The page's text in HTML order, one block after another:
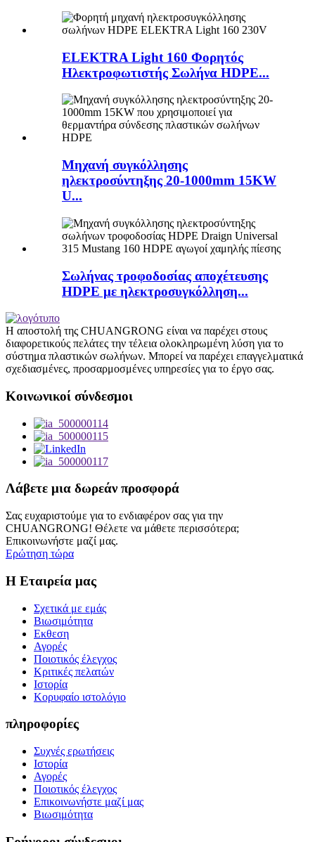
ELEKTRA Light 160 Φορητός
Ηλεκτροφωτιστής Σωλήνα HDPE...
Μηχανή συγκόλλησης
ηλεκτροσύντηξης 20-1000mm 15KW
U...
Σωλήνας τροφοδοσίας αποχέτευσης
HDPE με ηλεκτροσυγκόλληση...
Η αποστολή της CHUANGRONG είναι να παρέχει στους
διαφορετικούς πελάτες την τέλεια ολοκληρωμένη λύση για το
σύστημα πλαστικών σωλήνων. Μπορεί να παρέχει επαγγελματικά
σχεδιασμένες, προσαρμοσμένες υπηρεσίες για το έργο σας.
Κοινωνικοί σύνδεσμοι
Λάβετε μια δωρεάν προσφορά
Σας ευχαριστούμε για το ενδιαφέρον σας για την
CHUANGRONG! Θέλετε να μάθετε περισσότερα;
Επικοινωνήστε μαζί μας.
Ερώτηση τώρα
Η Εταιρεία μας
Σχετικά με εμάς
Βιωσιμότητα
Εκθεση
Αγορές
Ποιοτικός έλεγχος
Κριτικές πελατών
Ιστορία
Κορυφαίο ιστολόγιο
πληροφορίες
Συχνές ερωτήσεις
Ιστορία
Αγορές
Ποιοτικός έλεγχος
Επικοινωνήστε μαζί μας
Βιωσιμότητα